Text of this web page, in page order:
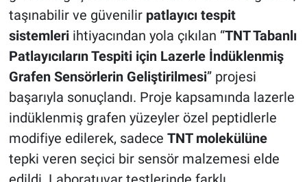
taşınabilir ve güvenilir patlayıcı tespit
sistemleriihtiyacından yola çıkılan “TNT Tabanlı
Patlayıcıların Tespiti için Lazerle İndüklenmiş
Grafen Sensörlerin Geliştirilmesi” projesi
başarıyla sonuçlandı. Proje kapsamında lazerle
indüklenmiş grafen yüzeyler özel peptidlerle
modifiye edilerek, sadece TNT molekülüne
tepki veren seçici bir sensör malzemesi elde